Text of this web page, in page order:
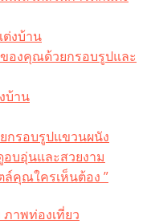
งบ้าน
องคุณด้วยกรอบรูปและ
บ้าน
กรอบรูปแขวนผนัง
บอุ่นและสวยงาม
คุณใครเห็นต้อง ”
ภาพท่องเที่ยว